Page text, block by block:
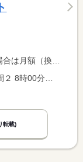
時間額を表示しています。
就業時間１ 8時00分〜10時10分 就業時間２ 8時00分〜9時50分 就業時間に関する特記事項 就業時間は、（１）火・金、（２）月・水・木
転載)